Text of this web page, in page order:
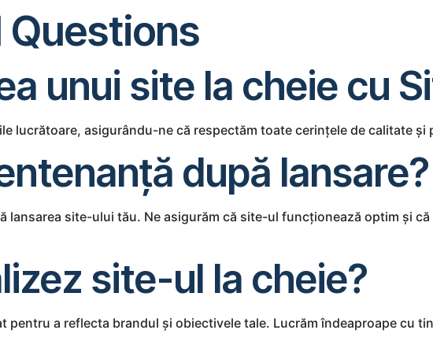
unui site la cheie cu
lucrătoare, asigurându-ne că respectăm toate cerințele de calitate
după lansare?
site-ului tău. Ne asigurăm că site-ul funcționează optim și
site-ul la cheie?
pentru a reflecta brandul și obiectivele tale. Lucrăm îndeaproape cu